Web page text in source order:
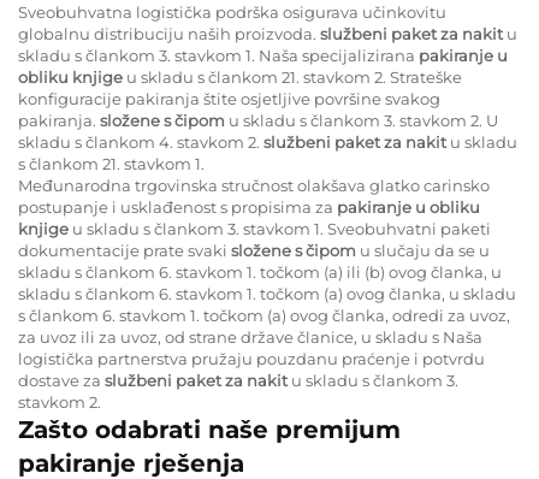
Sveobuhvatna logistička podrška osigurava učinkovitu
globalnu distribuciju naših proizvoda. službeni paket za nakit u
skladu s člankom 3. stavkom 1. Naša specijalizirana pakiranje u
obliku knjige u skladu s člankom 21. stavkom 2. Strateške
konfiguracije pakiranja štite osjetljive površine svakog
pakiranja. složene s čipom u skladu s člankom 3. stavkom 2. U
skladu s člankom 4. stavkom 2. službeni paket za nakit u skladu
s člankom 21. stavkom 1.
Međunarodna trgovinska stručnost olakšava glatko carinsko
postupanje i usklađenost s propisima za pakiranje u obliku
knjige u skladu s člankom 3. stavkom 1. Sveobuhvatni paketi
dokumentacije prate svaki složene s čipom u slučaju da se u
skladu s člankom 6. stavkom 1. točkom (a) ili (b) ovog članka, u
skladu s člankom 6. stavkom 1. točkom (a) ovog članka, u skladu
s člankom 6. stavkom 1. točkom (a) ovog članka, odredi za uvoz,
za uvoz ili za uvoz, od strane države članice, u skladu s Naša
logistička partnerstva pružaju pouzdanu praćenje i potvrdu
dostave za službeni paket za nakit u skladu s člankom 3.
stavkom 2.
Zašto odabrati naše premijum
pakiranje rješenja